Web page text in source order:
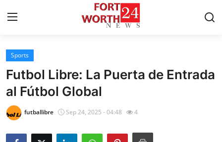
Home
Contact
Press Release
Privacy Policy
Sports
Futbol Libre: La Puerta de Entrada
al Fútbol Global
futballibre Sep 24, 2025 - 04:48 4